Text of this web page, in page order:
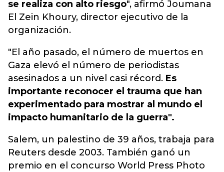
se realiza con alto riesgo", afirmó Joumana
El Zein Khoury, director ejecutivo de la
organización.
"El año pasado, el número de muertos en
Gaza elevó el número de periodistas
asesinados a un nivel casi récord. Es
importante reconocer el trauma que han
experimentado para mostrar al mundo el
impacto humanitario de la guerra".
Salem, un palestino de 39 años, trabaja para
Reuters desde 2003. También ganó un
premio en el concurso World Press Photo